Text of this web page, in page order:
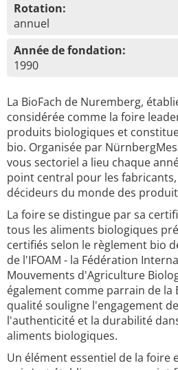
Rotation:
annuel
Année de fondation:
1990
La BioFach de Nuremberg,
considérée comme la foire
produits biologiques et
bio. Organisée par
vous sectoriel a lieu chaque
point central pour les
décideurs du monde des
La foire se distingue par sa
tous les aliments biologiques
certifiés selon le règlement bio
de l'IFOAM - la Fédération
Mouvements d'Agriculture
également comme parrain de la
qualité souligne l'engagement
l'authenticité et la durabilité
aliments biologiques.
Un élément essentiel de la foire